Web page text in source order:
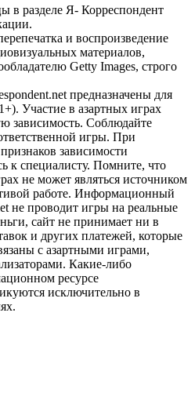
в разделе Я- Корреспондент
и воспроизведение
материалов,
Getty Images, строго
предназначены для
Участие в азартных играх
зависимость. Соблюдайте
игры. При
зависимости
к специалисту. Помните, что
не может являться источником
работе. Информационный
не проводит игры на реальные
сайт не принимает ни в
и других платежей, которые
с азартными играми,
Какие-либо
ресурсе
исключительно в